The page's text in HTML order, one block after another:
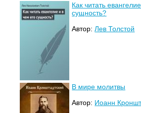
Как читать
сущность?
Автор:Лев Толстой
В мире молитвы
Автор: Иоанн